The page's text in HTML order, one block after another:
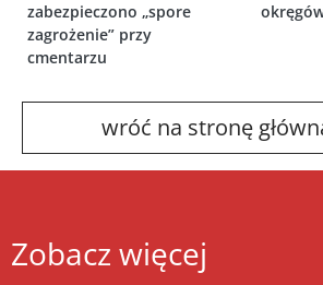
zabezpieczono „spore
zagrożenie” przy
cmentarzu
wróć na stronę
Zobacz więcej